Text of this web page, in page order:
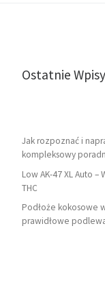
Ostatnie
Jak rozpoznać i
kompleksowy
Low AK-47 XL Auto
THC
Podłoże kokosowe
prawidłowe